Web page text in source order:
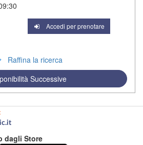
Accedi per prenotare
Raffina la ricerca
Successive
dagli Store